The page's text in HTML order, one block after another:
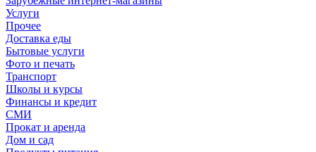
Услуги
Прочее
Доставка еды
Бытовые услуги
Фото и печать
Транспорт
Школы и курсы
Финансы и кредит
СМИ
Прокат и аренда
Дом и сад